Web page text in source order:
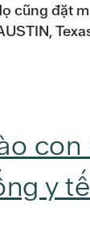
cũng đặt
con
y